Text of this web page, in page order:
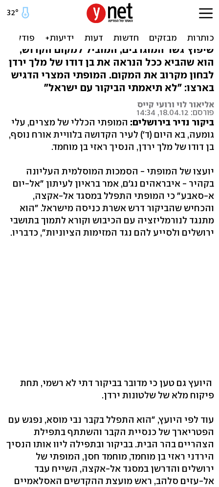
תמונות נדירות: מופתי מצרי
ונסיך ירדני בהר הבית
שיפוץ גשר המוגרבים, המוביל למקום הקדוש,
הוא שהביא ככל הנראה את בן דודו של מלך ירדן
לבחון מקרוב את המקום. המופתי המצרי הדגיש
בארצו: "לא תיאמתי הביקור עם ישראל"
אליאור לוי ורועי קייס
פורסם: 18.04.12, 14:34
ביקור נדיר בירושלים: המופתי הכללי של מצרים, עלי
גומעה, בא היום (ד') לעיר הקדושה בלוויית אורח נוסף,
בן דודו של מלך ירדן, הנסיך ראזי בן מוחמד.
יועצו של המופתי - הסמכות המוסלמית העליונה
בקהיר - איבראהים נג'ם, אמר בראיון לעיתון "אל-יום
א-סאבע" כי המופתי התפלל במסגד אל-אקצה,
והכחיש שהביקור דרש אשרת כניסה מישראל. "הוא
מתנגד לנורמליזציה עם הכיבוש וקורא לתמוך בתושבי
ירושלים ולסייע להם נגד המזימות הציוניות", כדבריו.
היועץ גם טען כי מדובר בביקור דתי לא רשמי, תחת
פיקוח מלא של שלטונות ירדן.
עוד לפי היועץ, "הוא התפלל בקבר נבי מוסא, נפגש עם
הפטריארך של כנסיית הקבר והשתתף בתפילת
הצהריים בהר הבית. בביקור ובתפילה ליוו אותו הנסיך
הירדני ראזי בן מוחמד, מוחמד חסן, המופתי של
ירושלים והדרשן במסגד אל-אקצה, השייח עבד
אל-עזים סלהב, ראש מועצת ההקדשים האסלאמיים